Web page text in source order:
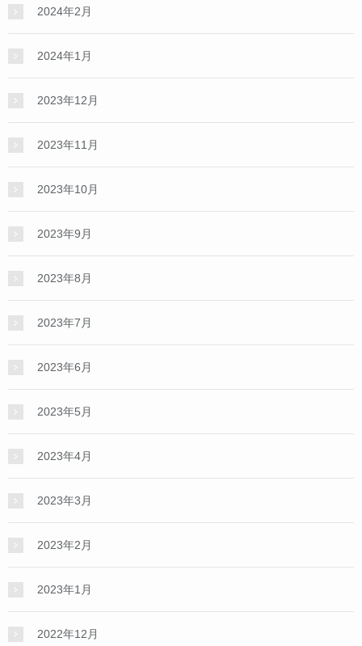
2024年2月
2024年1月
2023年12月
2023年11月
2023年10月
2023年9月
2023年8月
2023年7月
2023年6月
2023年5月
2023年4月
2023年3月
2023年2月
2023年1月
2022年12月